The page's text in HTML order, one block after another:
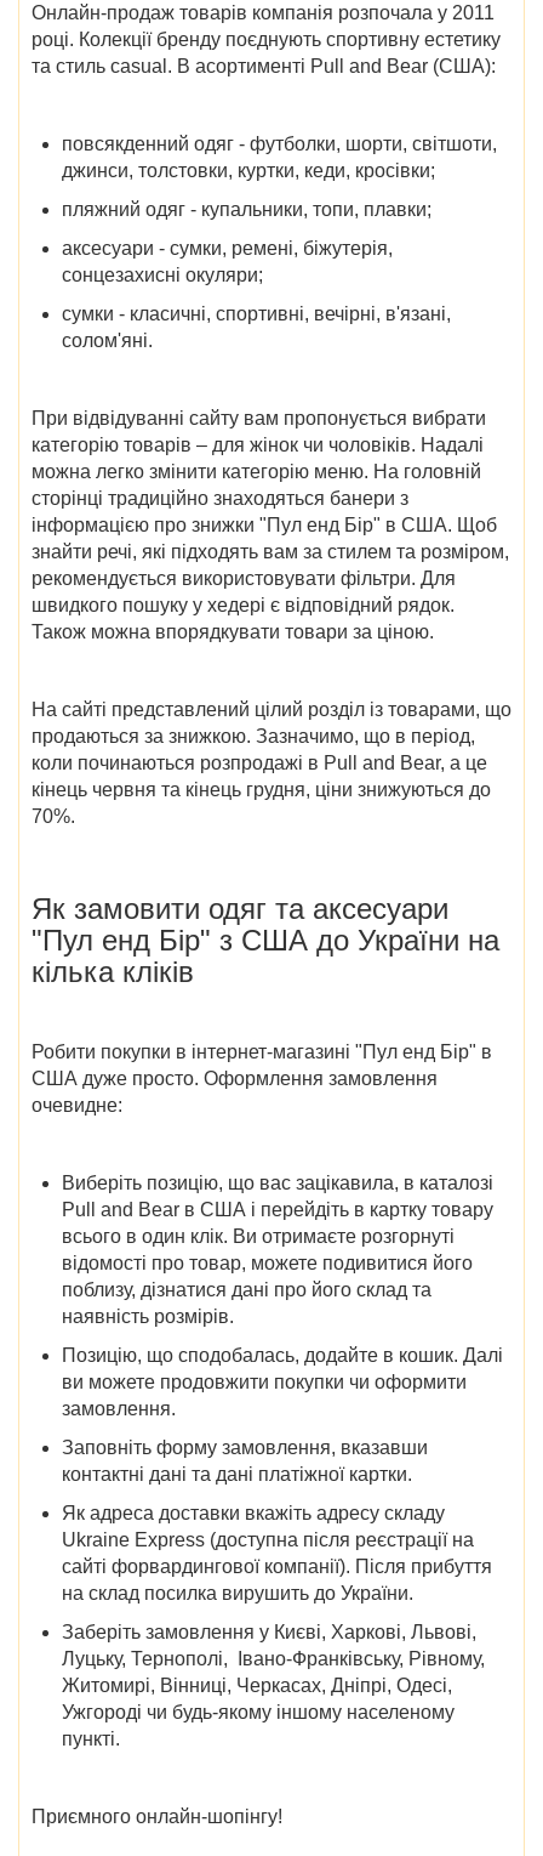
Онлайн-продаж товарів компанія розпочала у 2011
році. Колекції бренду поєднують спортивну естетику
та стиль casual. В асортименті Pull and Bear (США):
повсякденний одяг - футболки, шорти, світшоти,
джинси, толстовки, куртки, кеди, кросівки;
пляжний одяг - купальники, топи, плавки;
аксесуари - сумки, ремені, біжутерія,
сонцезахисні окуляри;
сумки - класичні, спортивні, вечірні, в'язані,
солом'яні.
При відвідуванні сайту вам пропонується вибрати
категорію товарів – для жінок чи чоловіків. Надалі
можна легко змінити категорію меню. На головній
сторінці традиційно знаходяться банери з
інформацією про знижки "Пул енд Бір" в США. Щоб
знайти речі, які підходять вам за стилем та розміром,
рекомендується використовувати фільтри. Для
швидкого пошуку у хедері є відповідний рядок.
Також можна впорядкувати товари за ціною.
На сайті представлений цілий розділ із товарами, що
продаються за знижкою. Зазначимо, що в період,
коли починаються розпродажі в Pull and Bear, а це
кінець червня та кінець грудня, ціни знижуються до
70%.
Як замовити одяг та аксесуари
"Пул енд Бір" з США до України на
кілька кліків
Робити покупки в інтернет-магазині "Пул енд Бір" в
США дуже просто. Оформлення замовлення
очевидне:
Виберіть позицію, що вас зацікавила, в каталозі
Pull and Bear в США і перейдіть в картку товару
всього в один клік. Ви отримаєте розгорнуті
відомості про товар, можете подивитися його
поблизу, дізнатися дані про його склад та
наявність розмірів.
Позицію, що сподобалась, додайте в кошик. Далі
ви можете продовжити покупки чи оформити
замовлення.
Заповніть форму замовлення, вказавши
контактні дані та дані платіжної картки.
Як адреса доставки вкажіть адресу складу
Ukraine Express (доступна після реєстрації на
сайті форвардингової компанії). Після прибуття
на склад посилка вирушить до України.
Заберіть замовлення у Києві, Харкові, Львові,
Луцьку, Тернополі, Івано-Франківську, Рівному,
Житомирі, Вінниці, Черкасах, Дніпрі, Одесі,
Ужгороді чи будь-якому іншому населеному
пункті.
Приємного онлайн-шопінгу!